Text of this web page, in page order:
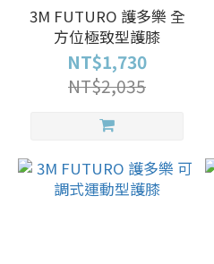
3M FUTURO 護多樂 全
方位極致型護膝
NT$1,730
NT$2,035